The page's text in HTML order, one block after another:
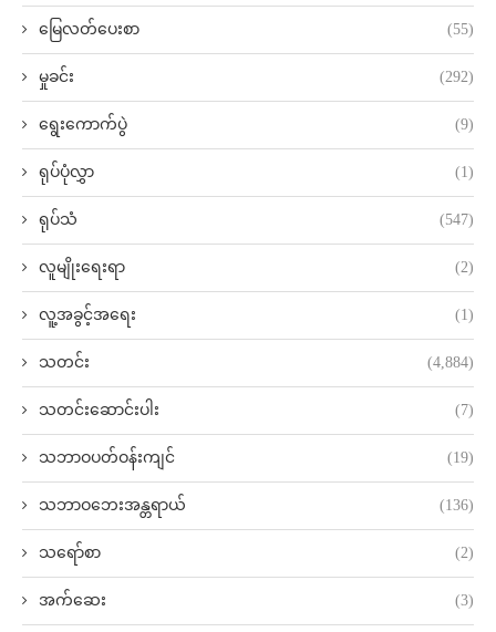
မြေလတ်ပေးစာ (55)
မှုခင်း (292)
ရွေးကောက်ပွဲ (9)
ရုပ်ပုံလွှာ (1)
ရုပ်သံ (547)
လူမျိုးရေးရာ (2)
လူ့အခွင့်အရေး (1)
သတင်း (4,884)
သတင်းဆောင်းပါး (7)
သဘာဝပတ်ဝန်းကျင် (19)
သဘာဝဘေးအန္တရာယ် (136)
သရော်စာ (2)
အက်ဆေး (3)